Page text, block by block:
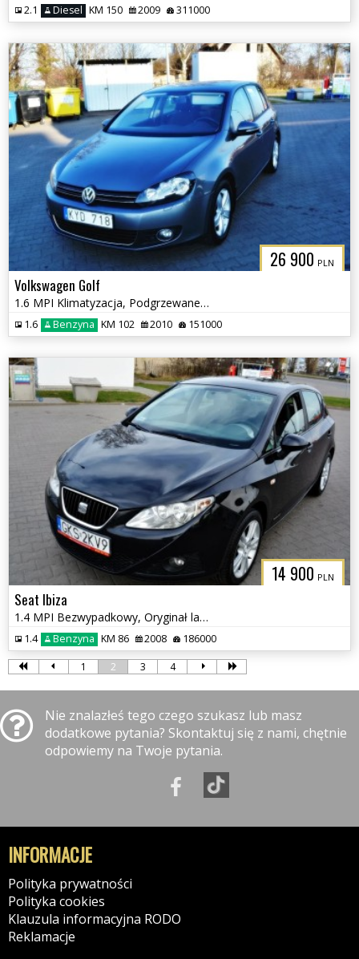
2.1 Diesel KM 150 2009 311000
26 900 PLN
Volkswagen Golf
1.6 MPI Klimatyzacja, Podgrzewane fotele
1.6 Benzyna KM 102 2010 151000
14 900 PLN
Seat Ibiza
1.4 MPI Bezwypadkowy, Oryginał lakier, Zadbany
1.4 Benzyna KM 86 2008 186000
1 2 3 4
Nie znalazłeś tego czego szukasz lub masz
dodatkowe pytania? Skontaktuj się z nami, chętnie
odpowiemy na Twoje pytania.
INFORMACJE
Polityka prywatności
Polityka cookies
Klauzula informacyjna RODO
Reklamacje